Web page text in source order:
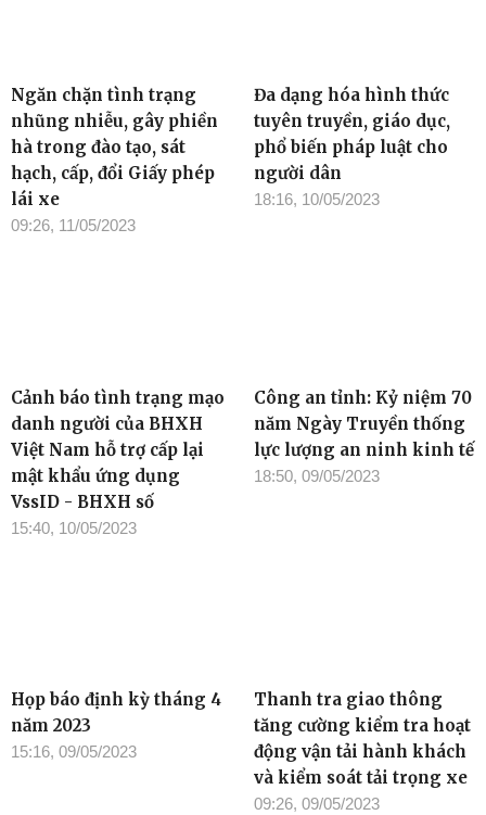
Ngăn chặn tình trạng
nhũng nhiễu, gây phiền
hà trong đào tạo, sát
hạch, cấp, đổi Giấy phép
lái xe
09:26, 11/05/2023
Đa dạng hóa hình thức
tuyên truyền, giáo dục,
phổ biến pháp luật cho
người dân
18:16, 10/05/2023
Cảnh báo tình trạng mạo
danh người của BHXH
Việt Nam hỗ trợ cấp lại
mật khẩu ứng dụng
VssID - BHXH số
15:40, 10/05/2023
Công an tỉnh: Kỷ niệm 70
năm Ngày Truyền thống
lực lượng an ninh kinh tế
18:50, 09/05/2023
Họp báo định kỳ tháng 4
năm 2023
15:16, 09/05/2023
Thanh tra giao thông
tăng cường kiểm tra hoạt
động vận tải hành khách
và kiểm soát tải trọng xe
09:26, 09/05/2023